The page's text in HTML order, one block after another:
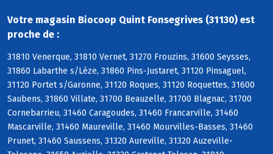
Votre magasin Biocoop Quint Fonsegrives (31130) est
proche de :
31810 Venerque, 31810 Vernet, 31270 Frouzins, 31600 Seysses,
31860 Labarthe s/Lèze, 31860 Pins-Justaret, 31120 Pinsaguel,
31120 Portet s/Garonne, 31120 Roques, 31120 Roquettes, 31600
Saubens, 31860 Villate, 31700 Beauzelle, 31700 Blagnac, 31700
Cornebarrieu, 31460 Caragoudes, 31460 Francarville, 31460
Mascarville, 31460 Maureville, 31460 Mourvilles-Basses, 31460
Prunet, 31460 Saussens, 31320 Aureville, 31320 Auzeville-